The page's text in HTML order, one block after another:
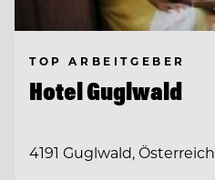
TOP ARBEITGEBER
Hotel Guglwald
4191 Guglwald, Österreich